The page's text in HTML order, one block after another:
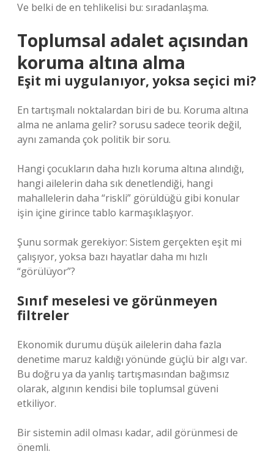
Ve belki de en tehlikelisi bu: sıradanlaşma.
Toplumsal adalet açısından
koruma altına alma
Eşit mi uygulanıyor, yoksa seçici mi?
En tartışmalı noktalardan biri de bu. Koruma altına
alma ne anlama gelir? sorusu sadece teorik değil,
aynı zamanda çok politik bir soru.
Hangi çocukların daha hızlı koruma altına alındığı,
hangi ailelerin daha sık denetlendiği, hangi
mahallelerin daha “riskli” görüldüğü gibi konular
işin içine girince tablo karmaşıklaşıyor.
Şunu sormak gerekiyor: Sistem gerçekten eşit mi
çalışıyor, yoksa bazı hayatlar daha mı hızlı
“görülüyor”?
Sınıf meselesi ve görünmeyen
filtreler
Ekonomik durumu düşük ailelerin daha fazla
denetime maruz kaldığı yönünde güçlü bir algı var.
Bu doğru ya da yanlış tartışmasından bağımsız
olarak, algının kendisi bile toplumsal güveni
etkiliyor.
Bir sistemin adil olması kadar, adil görünmesi de
önemli.